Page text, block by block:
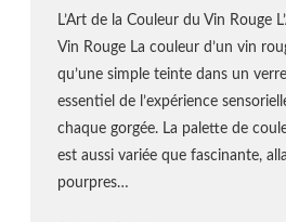
L’Art de la Couleur du Vin Rouge
Vin Rouge La couleur d’un vin
qu’une simple teinte dans un
essentiel de l’expérience
chaque gorgée. La palette de
est aussi variée que fascinante,
pourpres…